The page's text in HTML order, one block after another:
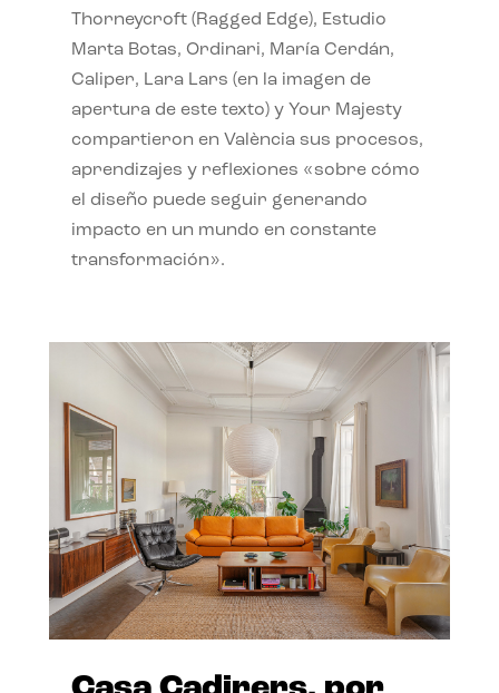
Thorneycroft (Ragged Edge), Estudio
Marta Botas, Ordinari, María Cerdán,
Caliper, Lara Lars (en la imagen de
apertura de este texto) y Your Majesty
compartieron en València sus procesos,
aprendizajes y reflexiones «sobre cómo
el diseño puede seguir generando
impacto en un mundo en constante
transformación».